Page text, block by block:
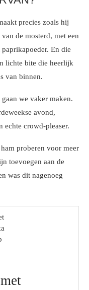
precies zoals hij
de mosterd, met een
En die
lichte bite die heerlijk
van binnen.
we vaker maken.
avond,
echte crowd-pleaser.
proberen voor meer
toevoegen aan de
was dit nagenoeg